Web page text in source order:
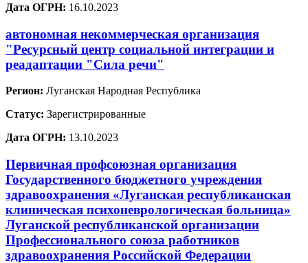
Дата ОГРН: 16.10.2023
автономная некоммерческая организация
"Ресурсный центр социальной интеграции и
реадаптации "Сила речи"
Регион: Луганская Народная Республика
Статус: Зарегистрированные
Дата ОГРН: 13.10.2023
Первичная профсоюзная организация
Государственного бюджетного учреждения
здравоохранения «Луганская республиканская
клиническая психоневрологическая больница»
Луганской республиканской организации
Профессионального союза работников
здравоохранения Российской Федерации